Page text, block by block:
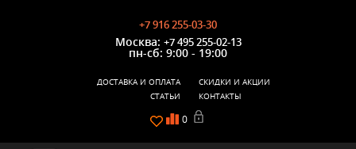
+7 916 255-03-30
Москва: +7 495 255-02-13
пн-сб: 9:00 - 19:00
0
ДОСТАВКА И ОПЛАТА
СКИДКИ И АКЦИИ
СТАТЬИ
КОНТАКТЫ